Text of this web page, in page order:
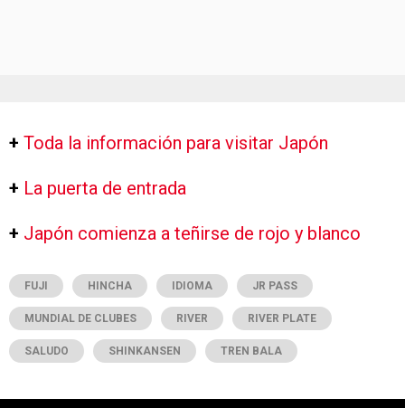
+ Toda la información para visitar Japón
+ La puerta de entrada
+ Japón comienza a teñirse de rojo y blanco
FUJI HINCHA IDIOMA JR PASS
MUNDIAL DE CLUBES RIVER RIVER PLATE
SALUDO SHINKANSEN TREN BALA